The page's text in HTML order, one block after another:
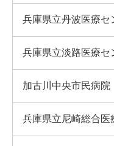
兵庫県立丹波医療セ
兵庫県立淡路医療セ
加古川中央市民病院
兵庫県立尼崎総合医